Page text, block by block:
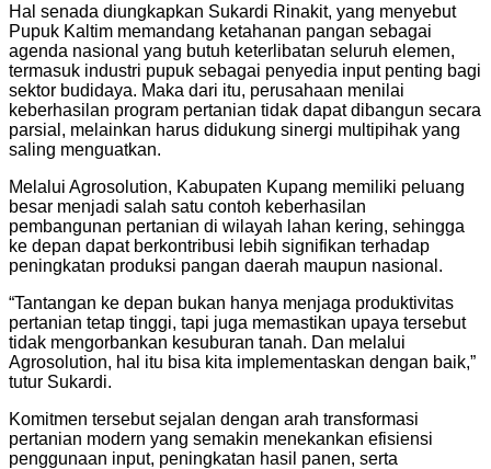
Hal senada diungkapkan Sukardi Rinakit, yang menyebut
Pupuk Kaltim memandang ketahanan pangan sebagai
agenda nasional yang butuh keterlibatan seluruh elemen,
termasuk industri pupuk sebagai penyedia input penting bagi
sektor budidaya. Maka dari itu, perusahaan menilai
keberhasilan program pertanian tidak dapat dibangun secara
parsial, melainkan harus didukung sinergi multipihak yang
saling menguatkan.
Melalui Agrosolution, Kabupaten Kupang memiliki peluang
besar menjadi salah satu contoh keberhasilan
pembangunan pertanian di wilayah lahan kering, sehingga
ke depan dapat berkontribusi lebih signifikan terhadap
peningkatan produksi pangan daerah maupun nasional.
“Tantangan ke depan bukan hanya menjaga produktivitas
pertanian tetap tinggi, tapi juga memastikan upaya tersebut
tidak mengorbankan kesuburan tanah. Dan melalui
Agrosolution, hal itu bisa kita implementaskan dengan baik,”
tutur Sukardi.
Komitmen tersebut sejalan dengan arah transformasi
pertanian modern yang semakin menekankan efisiensi
penggunaan input, peningkatan hasil panen, serta